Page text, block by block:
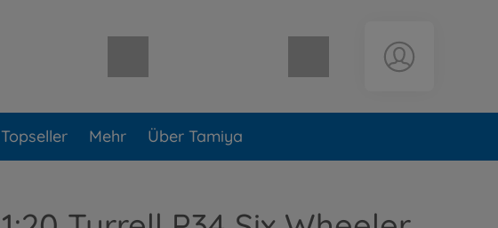
Warenkorb leer
Topseller Mehr Über Tamiya